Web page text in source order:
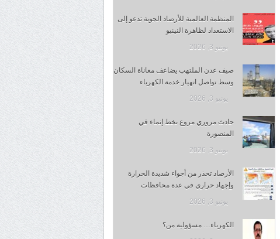
المنظمة العالمية للأرصاد الجوية تدعو إلى
الاستعداد لظاهرة النينيو
يونيو 3, 2026
صيف عدن الملتهب يضاعف معاناة السكان
وسط تواصل انهيار خدمة الكهرباء
يونيو 3, 2026
حادث مروري مروع بخط إنماء في
المنصورة
يونيو 3, 2026
الأرصاد تحذر من أجواء شديدة الحرارة
وإجهاد حراري في عدة محافظات
يونيو 3, 2026
الكهرباء… مسؤولية من؟